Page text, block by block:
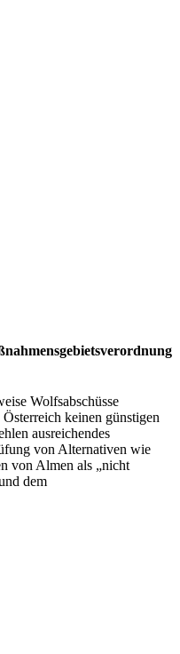
Wolfsabschüsse
keinen günstigen
ausreichendes
von Alternativen wie
von Almen als „nicht
dem